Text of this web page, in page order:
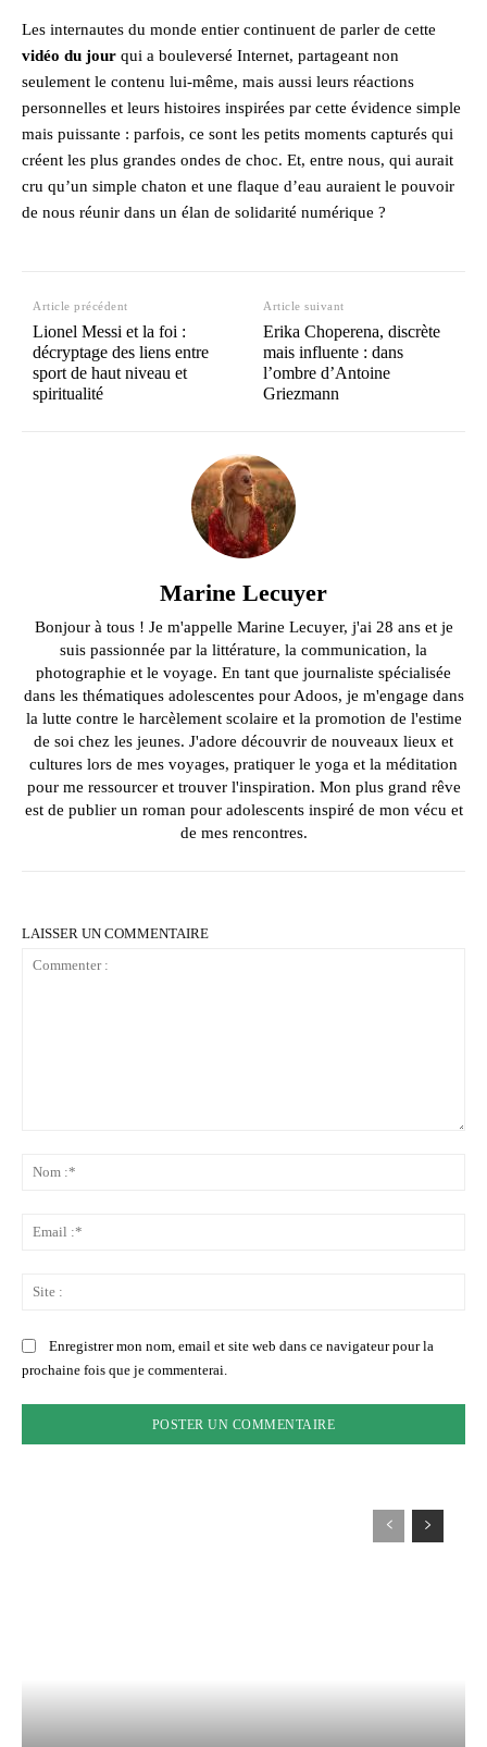
Les internautes du monde entier continuent de parler de cette
vidéo du jour qui a bouleversé Internet, partageant non
seulement le contenu lui-même, mais aussi leurs réactions
personnelles et leurs histoires inspirées par cette évidence simple
mais puissante : parfois, ce sont les petits moments capturés qui
créent les plus grandes ondes de choc. Et, entre nous, qui aurait
cru qu’un simple chaton et une flaque d’eau auraient le pouvoir
de nous réunir dans un élan de solidarité numérique ?
Article précédent
Lionel Messi et la foi :
décryptage des liens entre
sport de haut niveau et
spiritualité
Article suivant
Erika Choperena, discrète
mais influente : dans
l’ombre d’Antoine
Griezmann
Marine Lecuyer
Bonjour à tous ! Je m'appelle Marine Lecuyer, j'ai 28 ans et je
suis passionnée par la littérature, la communication, la
photographie et le voyage. En tant que journaliste spécialisée
dans les thématiques adolescentes pour Adoos, je m'engage dans
la lutte contre le harcèlement scolaire et la promotion de l'estime
de soi chez les jeunes. J'adore découvrir de nouveaux lieux et
cultures lors de mes voyages, pratiquer le yoga et la méditation
pour me ressourcer et trouver l'inspiration. Mon plus grand rêve
est de publier un roman pour adolescents inspiré de mon vécu et
de mes rencontres.
LAISSER UN COMMENTAIRE
Enregistrer mon nom, email et site web dans ce navigateur pour la
prochaine fois que je commenterai.